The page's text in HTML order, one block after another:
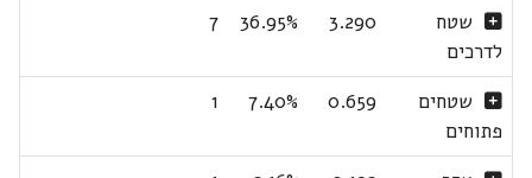
שטח
לדרכים
3.290
36.95%
7
שטחים
פתוחים
0.659
7.40%
1